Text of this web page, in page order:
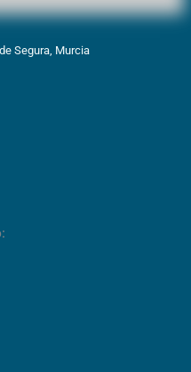
Segura, Murcia